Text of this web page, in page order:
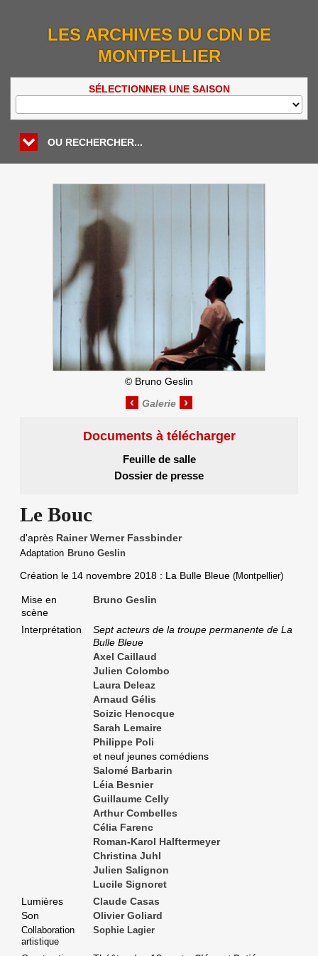
LES ARCHIVES DU CDN DE
MONTPELLIER
SÉLECTIONNER UNE SAISON
OU RECHERCHER...
© Bruno Geslin
‹ ›
Documents à télécharger
Feuille de salle
Dossier de presse
Le Bouc
d'après Rainer Werner Fassbinder
Adaptation Bruno Geslin
Création le 14 novembre 2018 : La Bulle Bleue (Montpellier)
Mise en
scène
Bruno Geslin
Interprétation
Sept acteurs de la troupe permanente de La
Bulle Bleue
Axel Caillaud
Julien Colombo
Laura Deleaz
Arnaud Gélis
Soizic Henocque
Sarah Lemaire
Philippe Poli
et neuf jeunes comédiens
Salomé Barbarin
Léia Besnier
Guillaume Celly
Arthur Combelles
Célia Farenc
Roman-Karol Halftermeyer
Christina Juhl
Julien Salignon
Lucile Signoret
Lumières
Claude Casas
Son
Olivier Goliard
Collaboration
artistique
Sophie Lagier